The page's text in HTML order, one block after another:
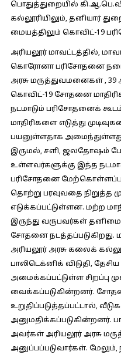
பொதுத்துறையில்
கல்லூரியிலும், தனியார்
மையத்திலும் கொவிட்-19
அரியலூர் மாவட்டத்தில்,
கொரோனா பரிசோதனை
அரசு மருத்துவமனைகள் ,
கொவிட்-19 சோதனை
நடமாடும் பரிசோதனைக்
மாதிரிகளை எடுத்து
பயனுள்ளதாக
இருமல், சளி, ஜலதோஷம்
உள்ளவர்களுக்கு இந்த
பரிசோதனை
தொற்று பரவுவதை நிறுத்த
எடுக்கப்பட்டுள்ளன. மற்ற
இருந்து வருபவர்கள்
சோதனை நடத்தப்படுகிறது.
அரியலூர் அரசு கலைக்
பாலிடெக்னிக் விடுதி,
அமைக்கப்பட்டுள்ள சிறப்பு
வைக்கப்படுகின்றனர்.
உறுதிப்படுத்தப்பட்டால்,
அனுமதிக்கப்படுகின்றனர்.
அவர்கள் அரியலூர் அரசு
அனுப்பப்படுவார்கள். மேலும்,